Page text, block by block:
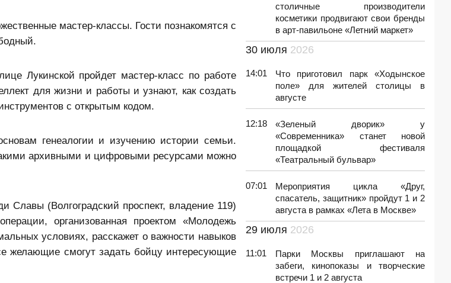
мастер-классы. Гости познакомятся с
Лукинской пройдет мастер-класс по работе
для жизни и работы и узнают, как создать
с открытым кодом.
генеалогии и изучению истории семьи.
архивными и цифровыми ресурсами можно
(Волгоградский проспект, владение 119)
организованная проектом «Молодежь
условиях, расскажет о важности навыков
желающие смогут задать бойцу интересующие
столичные производители
косметики продвигают свои бренды
в арт-павильоне «Летний маркет»
30 июля 2026
14:01
Что приготовил парк «Ходынское
поле» для жителей столицы в
августе
12:18
«Зеленый дворик» у
«Современника» станет новой
площадкой фестиваля
«Театральный бульвар»
07:01
Мероприятия цикла «Друг,
спасатель, защитник» пройдут 1 и 2
августа в рамках «Лета в Москве»
29 июля 2026
11:01
Парки Москвы приглашают на
забеги, кинопоказы и творческие
встречи 1 и 2 августа